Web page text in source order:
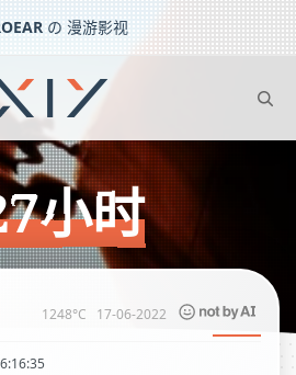
の 漫游影视
127小时
：忠犬八公的故事
小时
1248°C 17-06-2022